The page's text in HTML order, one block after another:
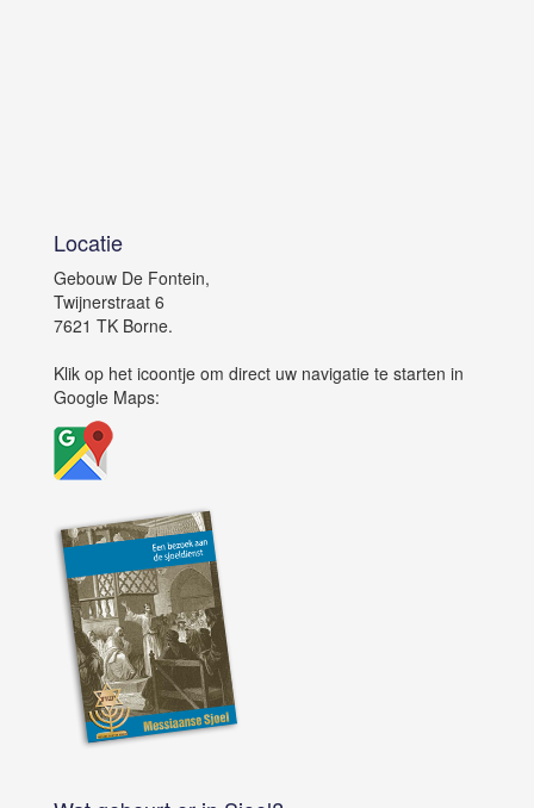
Locatie
Gebouw De Fontein,
Twijnerstraat 6
7621 TK Borne.
Klik op het icoontje om direct uw navigatie te starten in
Google Maps: